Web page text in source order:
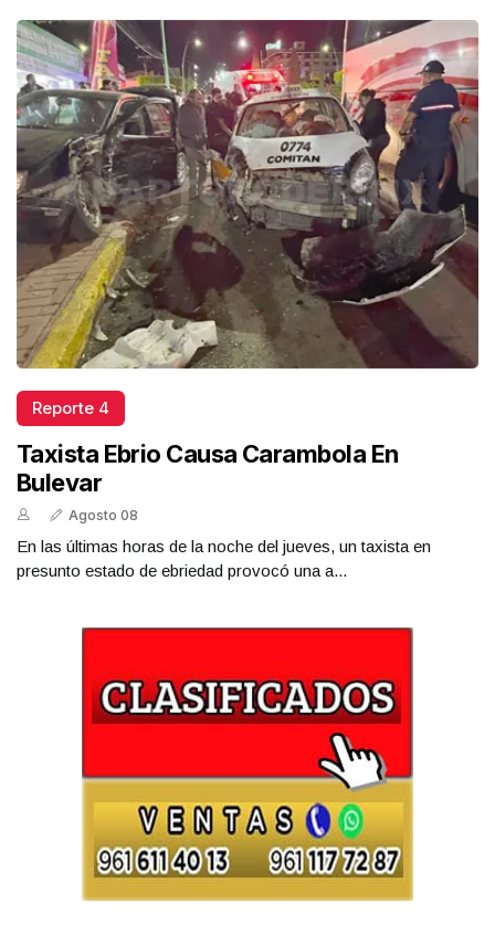
Reporte 4
Taxista Ebrio Causa Carambola En
Bulevar
Agosto 08
En las últimas horas de la noche del jueves, un taxista en
presunto estado de ebriedad provocó una a...